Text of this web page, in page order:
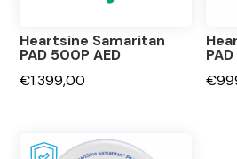
Heartsine Samaritan
PAD 500P AED
€1.399,00
€